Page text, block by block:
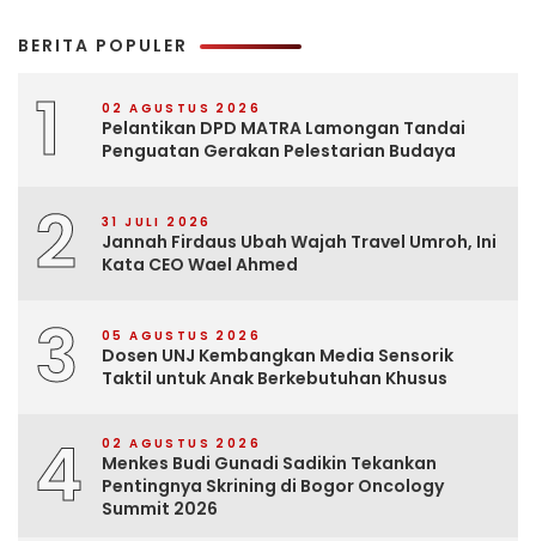
BERITA POPULER
1 02 AGUSTUS 2026
Pelantikan DPD MATRA Lamongan Tandai
Penguatan Gerakan Pelestarian Budaya
2 31 JULI 2026
Jannah Firdaus Ubah Wajah Travel Umroh, Ini
Kata CEO Wael Ahmed
3 05 AGUSTUS 2026
Dosen UNJ Kembangkan Media Sensorik
Taktil untuk Anak Berkebutuhan Khusus
4 02 AGUSTUS 2026
Menkes Budi Gunadi Sadikin Tekankan
Pentingnya Skrining di Bogor Oncology
Summit 2026